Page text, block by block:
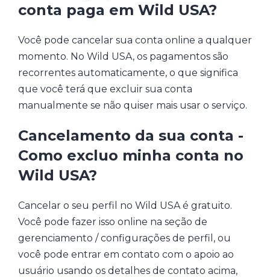
conta paga em Wild USA?
Você pode cancelar sua conta online a qualquer
momento. No Wild USA, os pagamentos são
recorrentes automaticamente, o que significa
que você terá que excluir sua conta
manualmente se não quiser mais usar o serviço.
Cancelamento da sua conta -
Como excluo minha conta no
Wild USA?
Cancelar o seu perfil no Wild USA é gratuito.
Você pode fazer isso online na seção de
gerenciamento / configurações de perfil, ou
você pode entrar em contato com o apoio ao
usuário usando os detalhes de contato acima,